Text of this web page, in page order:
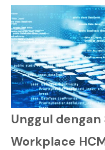
Unggul dengan
Workplace